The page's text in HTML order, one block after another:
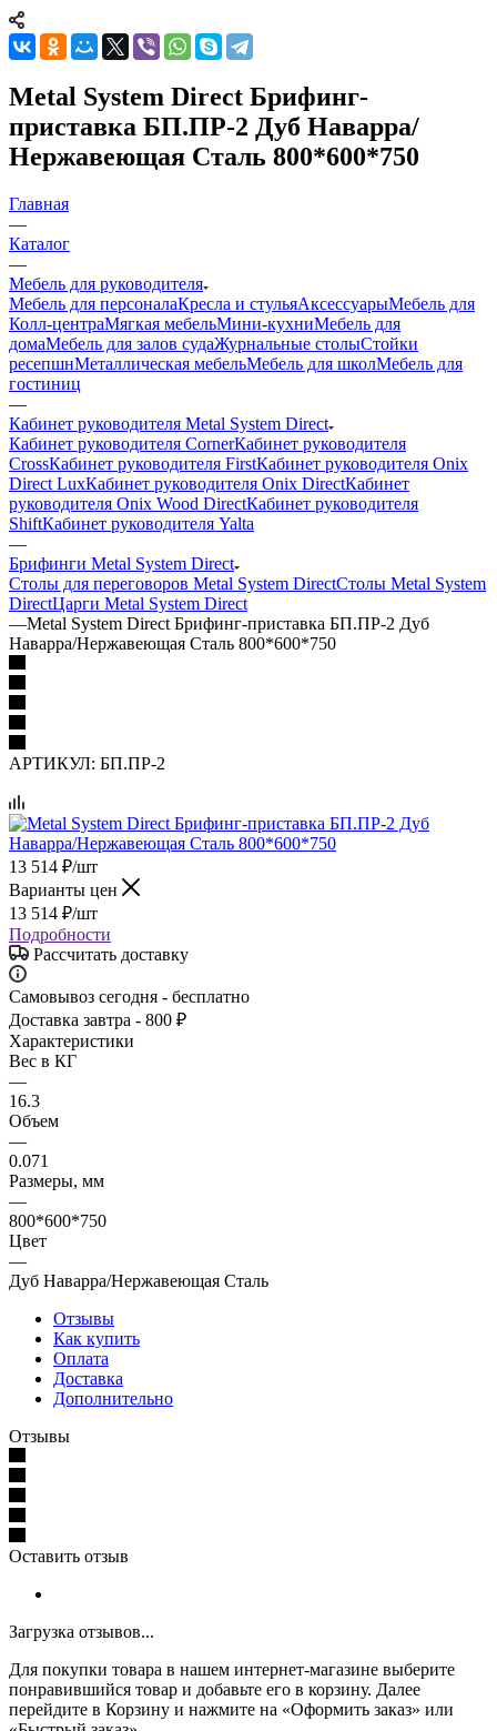
Metal System Direct Брифинг-
приставка БП.ПР-2 Дуб Наварра/
Нержавеющая Сталь 800*600*750
Главная
—
Каталог
—
Мебель для руководителя
Мебель для персоналаКресла и стульяАксессуарыМебель для
Колл-центраМягкая мебельМини-кухниМебель для
домаМебель для залов судаЖурнальные столыСтойки
ресепшнМеталлическая мебельМебель для школМебель для
гостиниц
—
Кабинет руководителя Metal System Direct
Кабинет руководителя CornerКабинет руководителя
CrossКабинет руководителя FirstКабинет руководителя Onix
Direct LuxКабинет руководителя Onix DirectКабинет
руководителя Onix Wood DirectКабинет руководителя
ShiftКабинет руководителя Yalta
—
Брифинги Metal System Direct
Столы для переговоров Metal System DirectСтолы Metal System
DirectЦарги Metal System Direct
—Metal System Direct Брифинг-приставка БП.ПР-2 Дуб
Наварра/Нержавеющая Сталь 800*600*750
АРТИКУЛ: БП.ПР-2
13 514 ₽/шт
Варианты цен
13 514 ₽/шт
Подробности
Рассчитать доставку
Самовывоз сегодня - бесплатно
Доставка завтра - 800 ₽
Характеристики
Вес в КГ
—
16.3
Объем
—
0.071
Размеры, мм
—
800*600*750
Цвет
—
Дуб Наварра/Нержавеющая Сталь
Отзывы
Как купить
Оплата
Доставка
Дополнительно
Отзывы
Оставить отзыв
Загрузка отзывов...
Для покупки товара в нашем интернет-магазине выберите
понравившийся товар и добавьте его в корзину. Далее
перейдите в Корзину и нажмите на «Оформить заказ» или